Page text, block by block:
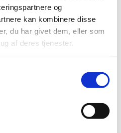
og
kan kombinere disse
du har givet dem, eller som
af deres tjenester.
attraktive